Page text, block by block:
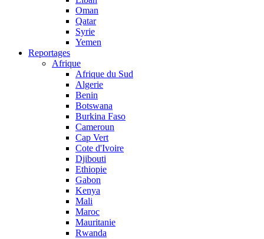
Oman
Qatar
Syrie
Yemen
Reportages
Afrique
Afrique du Sud
Algerie
Benin
Botswana
Burkina Faso
Cameroun
Cap Vert
Cote d'Ivoire
Djibouti
Ethiopie
Gabon
Kenya
Mali
Maroc
Mauritanie
Rwanda